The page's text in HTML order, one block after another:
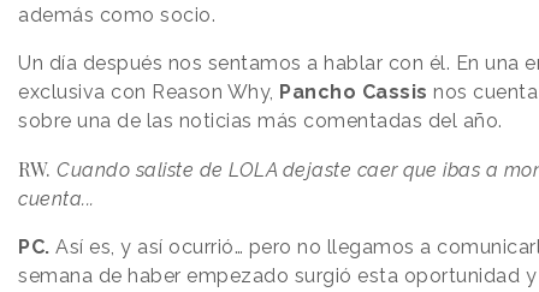
además como socio.
Un día después nos sentamos a hablar con él. En una
exclusiva con Reason Why, Pancho Cassis nos
sobre una de las noticias más comentadas del año.
RW. Cuando saliste de LOLA dejaste caer que ibas a
cuenta...
PC. Así es, y así ocurrió… pero no llegamos a
semana de haber empezado surgió esta oportunidad